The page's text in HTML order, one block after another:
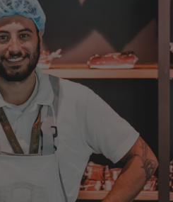
, schnelle Zusendung. Ich bin
Gern wieder!
super Service und die
und Speck "Herzstück")
aus und schmeckt auch